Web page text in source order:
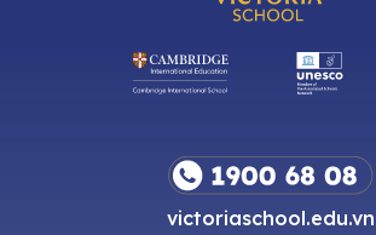
victoriaschool.edu.vn